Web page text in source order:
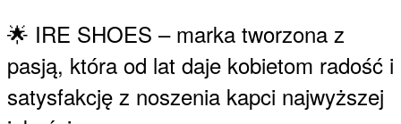
🌟 IRE SHOES – marka tworzona z
pasją, która od lat daje kobietom radość i
satysfakcję z noszenia kapci najwyższej